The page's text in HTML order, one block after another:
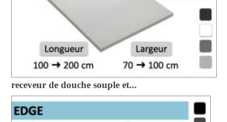
receveur de douche souple et...